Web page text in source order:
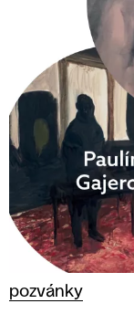
pozvánky